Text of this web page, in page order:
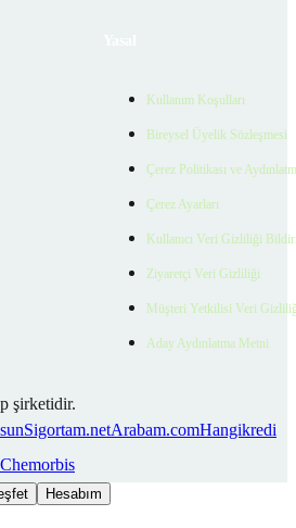
Kullanım Koşulları
Bireysel Üyelik Sözleşmesi
Çerez Politikası ve
Çerez Ayarları
Kullanıcı Veri Gizliliği
Ziyaretçi Veri Gizliliği
Müşteri Yetkilisi Veri
Aday Aydınlatma Metni
şirketidir.
Sigortam.netArabam.comHangikredi
Chemorbis
Hesabım